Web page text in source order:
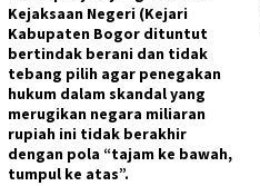
Kejaksaan Negeri (Kejari
Kabupaten Bogor dituntut
bertindak berani dan tidak
tebang pilih agar penegakan
hukum dalam skandal yang
merugikan negara miliaran
rupiah ini tidak berakhir
dengan pola “tajam ke bawah,
tumpul ke atas”.